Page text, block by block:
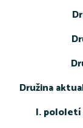
Družina
I. pololetí